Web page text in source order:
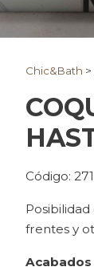
Chic&Bath >
Código:
frentes y